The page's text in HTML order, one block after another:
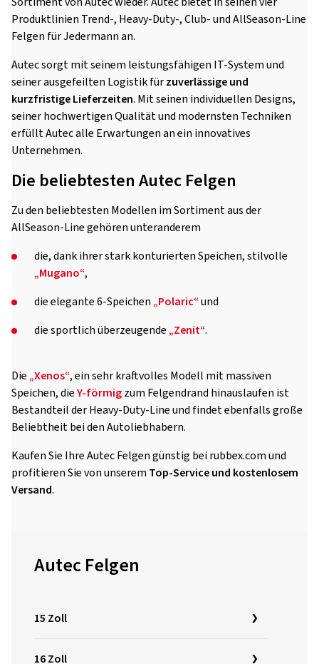
Produktlinien Trend-, Heavy-Duty-, Club- und AllSeason-Line
Felgen für Jedermann an.
Autec sorgt mit seinem leistungsfähigen IT-System und
seiner ausgefeilten Logistik fürzuverlässige und
kurzfristige Lieferzeiten. Mit seinen individuellen Designs,
seiner hochwertigen Qualität und modernsten Techniken
erfüllt Autec alle Erwartungen an ein innovatives
Unternehmen.
Die beliebtesten Autec Felgen
Zu den beliebtesten Modellen im Sortiment aus der
AllSeason-Line gehören unteranderem
die, dank ihrer stark konturierten Speichen, stilvolle
„Mugano“,
die elegante 6-Speichen„Polaric“und
die sportlich überzeugende„Zenit“.
Die„Xenos“, ein sehr kraftvolles Modell mit massiven
Speichen, dieY-förmigzum Felgendrand hinauslaufen ist
Bestandteil der Heavy-Duty-Line und findet ebenfalls große
Beliebtheit bei den Autoliebhabern.
Kaufen Sie Ihre Autec Felgen günstig bei rubbex.com und
profitieren Sie von unserem Top-Service und kostenlosem
Versand.
Autec Felgen
15 Zoll
16 Zoll